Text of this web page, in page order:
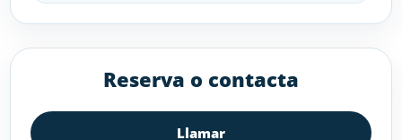
Reserva o contacta
Llamar